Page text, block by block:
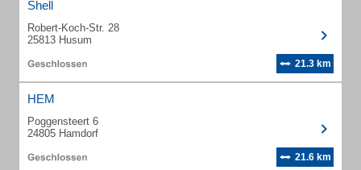
Shell
Robert-Koch-Str. 28
25813 Husum
21.3 km
HEM
Poggensteert 6
24805 Hamdorf
21.6 km